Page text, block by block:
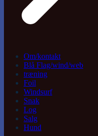
Om/kontakt
Blå Flag/wind/web
træning
Foil
Windsurf
Snak
Log
Salg
Hund